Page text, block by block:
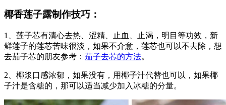
椰香莲子露制作技巧：
1、莲子芯有清心去热、涩精、止血、止渴，明目等功效，新
鲜莲子的莲芯苦味很淡，如果不介意，莲芯也可以不去除，想
去茄子芯的朋友参考： 茄子去芯的方法。
2、椰浆口感浓郁，如果没有，用椰子汁代替也可以，如果椰
子汁是含糖的，那可以适当减少加入冰糖的分量。